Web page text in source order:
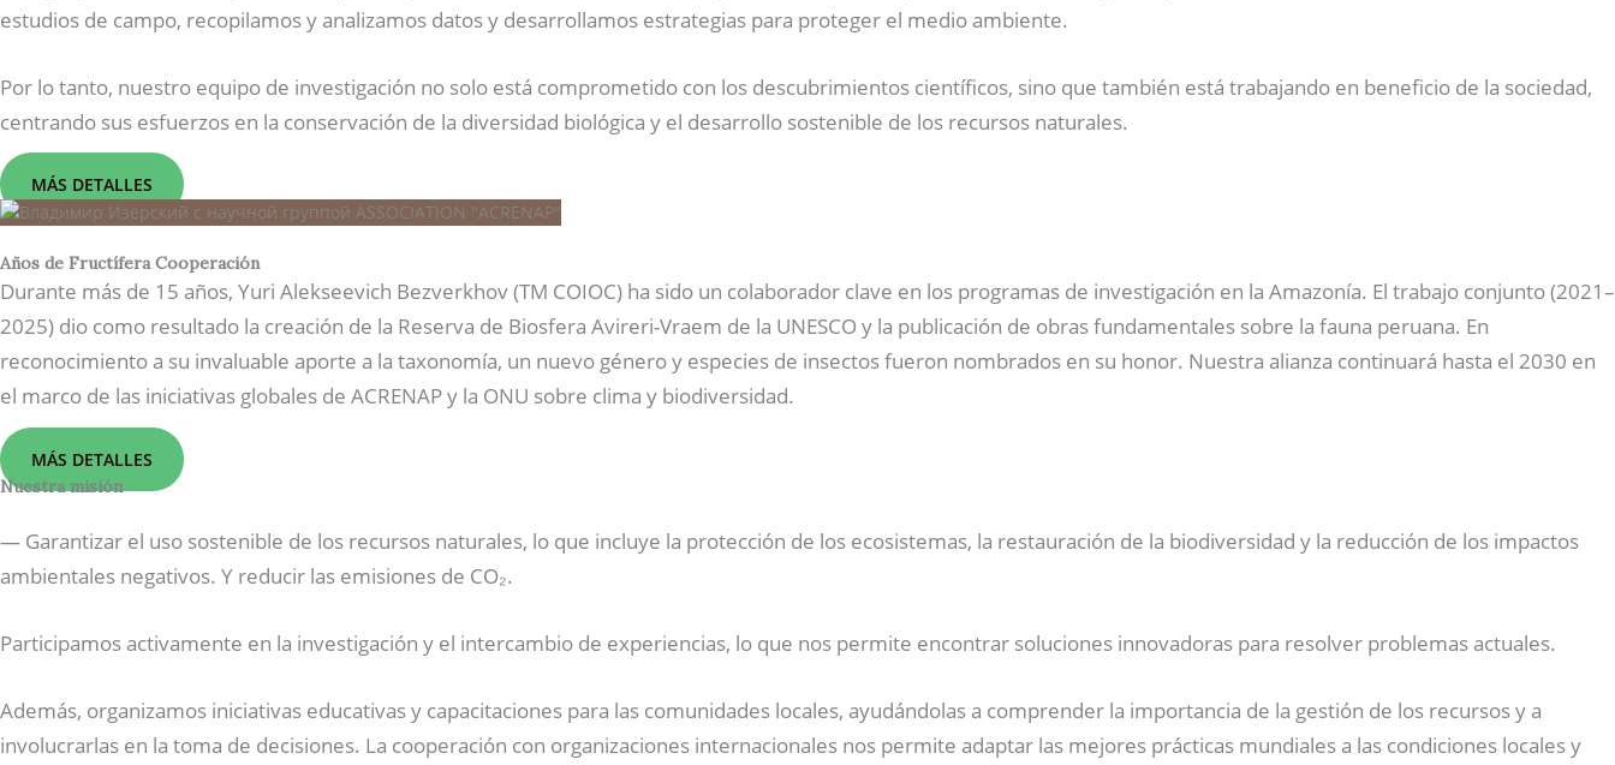
estudios de campo, recopilamos y analizamos datos y desarrollamos estrategias para proteger el medio ambiente.
Por lo tanto, nuestro equipo de investigación no solo está comprometido con los descubrimientos científicos, sino que también está trabajando en beneficio de la sociedad,
centrando sus esfuerzos en la conservación de la diversidad biológica y el desarrollo sostenible de los recursos naturales.
MÁS DETALLES
Años de Fructífera Cooperación
Durante más de 15 años, Yuri Alekseevich Bezverkhov (TM COIOC) ha sido un colaborador clave en los programas de investigación en la Amazonía. El trabajo conjunto (2021–
2025) dio como resultado la creación de la Reserva de Biosfera Avireri-Vraem de la UNESCO y la publicación de obras fundamentales sobre la fauna peruana. En
reconocimiento a su invaluable aporte a la taxonomía, un nuevo género y especies de insectos fueron nombrados en su honor. Nuestra alianza continuará hasta el 2030 en
el marco de las iniciativas globales de ACRENAP y la ONU sobre clima y biodiversidad.
MÁS DETALLES
Nuestra misión
— Garantizar el uso sostenible de los recursos naturales, lo que incluye la protección de los ecosistemas, la restauración de la biodiversidad y la reducción de los impactos
ambientales negativos. Y reducir las emisiones de CO₂.
Participamos activamente en la investigación y el intercambio de experiencias, lo que nos permite encontrar soluciones innovadoras para resolver problemas actuales.
Además, organizamos iniciativas educativas y capacitaciones para las comunidades locales, ayudándolas a comprender la importancia de la gestión de los recursos y a
involucrarlas en la toma de decisiones. La cooperación con organizaciones internacionales nos permite adaptar las mejores prácticas mundiales a las condiciones locales y